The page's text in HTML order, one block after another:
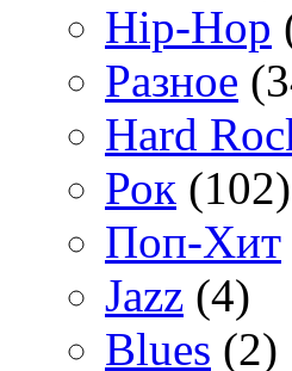
Hip-Hop
Разное
Hard
Рок (102)
Поп-Хит
Jazz (4)
Blues (2)